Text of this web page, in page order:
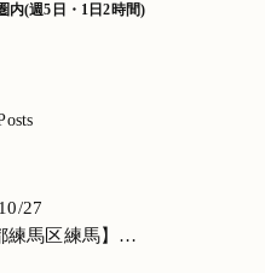
内(週5日・1日2時間)
27
【東京都練馬区練馬】清掃求人★1日3h/週5日/祝日お休み★谷原在住の方歓迎